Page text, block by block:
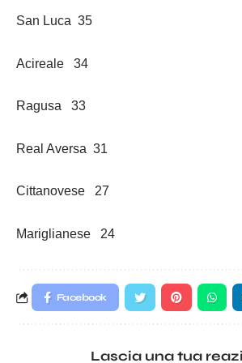
San Luca 35
Acireale 34
Ragusa 33
Real Aversa 31
Cittanovese 27
Mariglianese 24
Facebook
Lascia una tua